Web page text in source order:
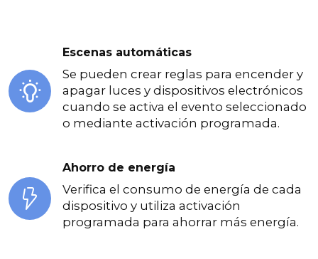
Escenas automáticas
Se pueden crear reglas para encender y
apagar luces y dispositivos electrónicos
cuando se activa el evento seleccionado
o mediante activación programada.
Ahorro de energía
Verifica el consumo de energía de cada
dispositivo y utiliza activación
programada para ahorrar más energía.